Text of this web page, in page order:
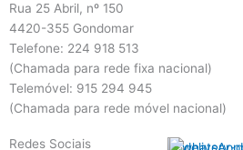
Rua 25 Abril, nº 150
4420-355 Gondomar
Telefone: 224 918 513
(Chamada para rede fixa nacional)
Telemóvel: 915 294 945
(Chamada para rede móvel nacional)
Redes Sociais